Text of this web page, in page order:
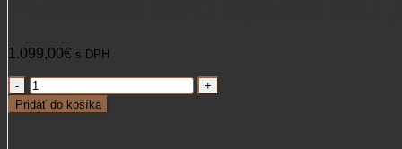
1.099,00€ s DPH
množstvo
Puškohľad
GPO
Pridať do košíka